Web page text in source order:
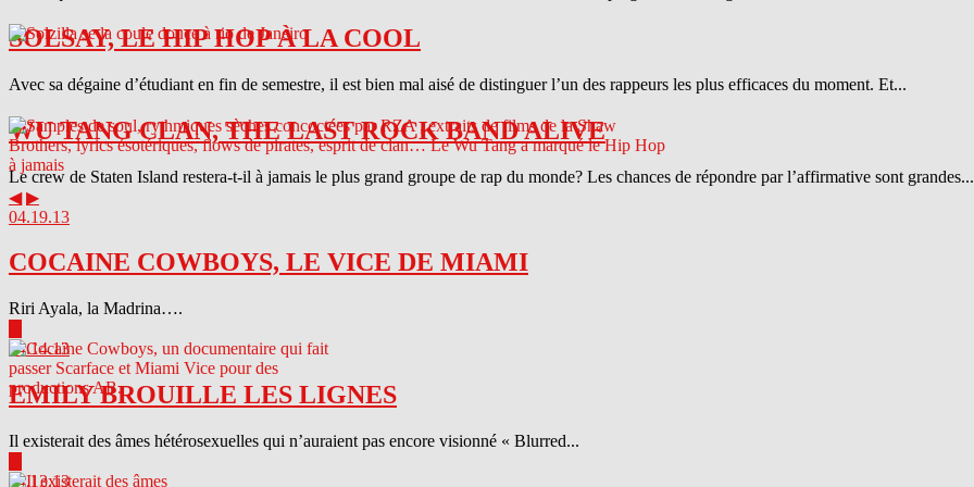
SOLSAY, LE HIP HOP À LA COOL
Avec sa dégaine d’étudiant en fin de semestre, il est bien mal aisé de distinguer l’un des rappeurs les plus efficaces du moment. Et...
WU TANG CLAN, THE LAST ROCK BAND ALIVE
Le crew de Staten Island restera-t-il à jamais le plus grand groupe de rap du monde? Les chances de répondre par l’affirmative sont
◀ ▶
04.19.13
COCAINE COWBOYS, LE VICE DE MIAMI
Riri Ayala, la Madrina….
04.14.13
EMILY BROUILLE LES LIGNES
Il existerait des âmes hétérosexuelles qui n’auraient pas encore visionné « Blurred...
04.13.13